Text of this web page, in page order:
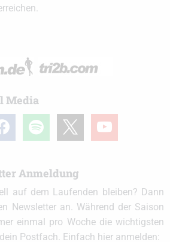
Media
spotify youtube
Anmeldung
auf dem Laufenden bleiben? Dann
Newsletter an. Während der Saison
einmal pro Woche die wichtigsten
Postfach. Einfach hier anmelden: